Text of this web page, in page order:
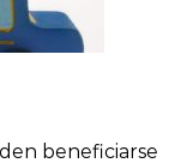
beneficiarse